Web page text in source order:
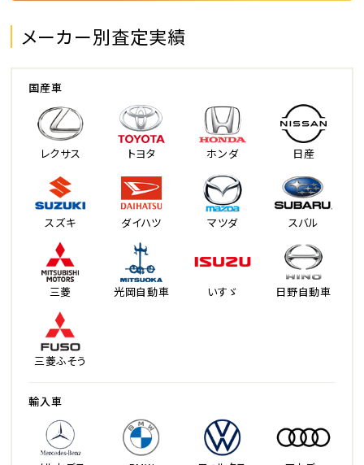
メーカー別査定実績
国産車
レクサス トヨタ ホンダ 日産
スズキ ダイハツ マツダ スバル
三菱 光岡自動車 いすゞ 日野自動車
三菱ふそう
輸入車